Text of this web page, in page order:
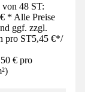
48 ST:
* Alle Preise
ggf. zzgl.
pro ST5,45 €*/
€ pro
)